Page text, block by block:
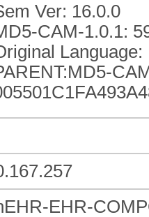
Ver: 16.0.0
CAM-1.0.1:
EHR-